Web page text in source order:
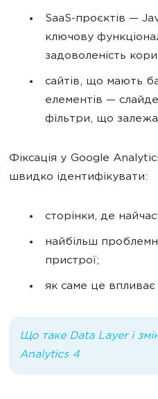
SaaS-проєктів —
ключову
задоволеність
сайтів, що мають
елементів —
фільтри, що
Фіксація у Google
швидко ідентифікувати:
сторінки, де
найбільш
пристрої;
як саме це впливає
Що таке Data Layer і
Analytics 4